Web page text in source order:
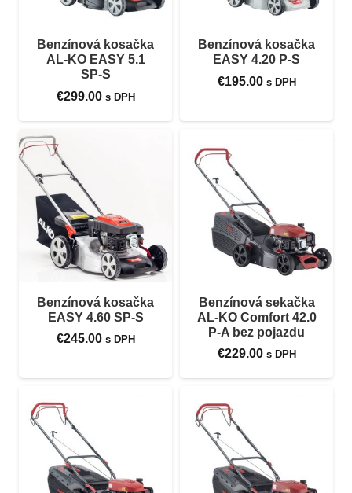
Benzínová kosačka
AL-KO EASY 5.1
SP-S
€299.00 s DPH
Benzínová kosačka
EASY 4.20 P-S
€195.00 s DPH
Benzínová kosačka
EASY 4.60 SP-S
€245.00 s DPH
Benzínová sekačka
AL-KO Comfort 42.0
P-A bez pojazdu
€229.00 s DPH